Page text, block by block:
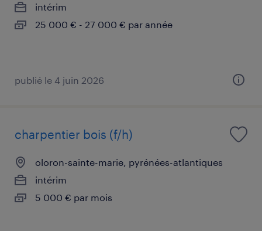
intérim
25 000 € - 27 000 € par année
publié le 4 juin 2026
charpentier bois (f/h)
oloron-sainte-marie, pyrénées-atlantiques
intérim
5 000 € par mois